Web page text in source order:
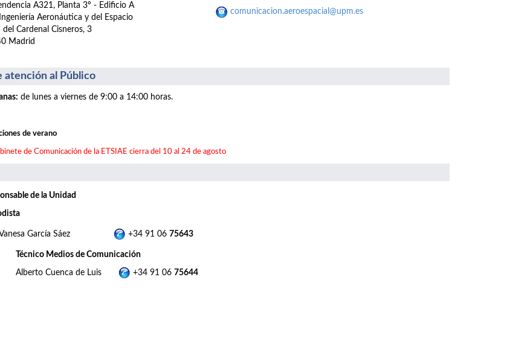
A321, Planta 3º - Edificio A
Aeronáutica y del Espacio
del Cardenal Cisneros, 3
Madrid
comunicacion.aeroespacial@upm.es
atención al Público
: de lunes a viernes de 9:00 a 14:00 horas.
de verano
de Comunicación de la ETSIAE cierra del 10 al 24 de agosto
de la Unidad
García Sáez +34 91 06 75643
Técnico Medios de Comunicación
Alberto Cuenca de Luis +34 91 06 75644